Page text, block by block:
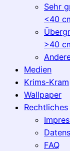
Sehr
<40
>40
Medien
Krims-Kram
Wallpaper
Rechtliches
FAQ